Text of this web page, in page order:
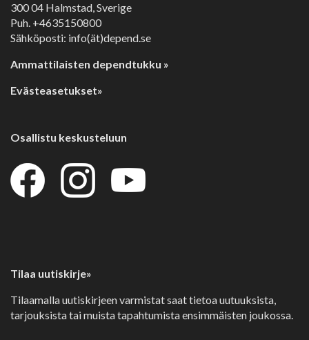
300 04 Halmstad, Sverige
Puh. +4635150800
Sähköposti: info(ät)depend.se
Ammattilaisten dependtukku »
Evästeasetukset»
Osallistu keskusteluun
Tilaa uutiskirje»
Tilaamalla uutiskirjeen varmistat saat tietoa uutuuksista,
tarjouksista tai muista tapahtumista ensimmäisten joukossa.